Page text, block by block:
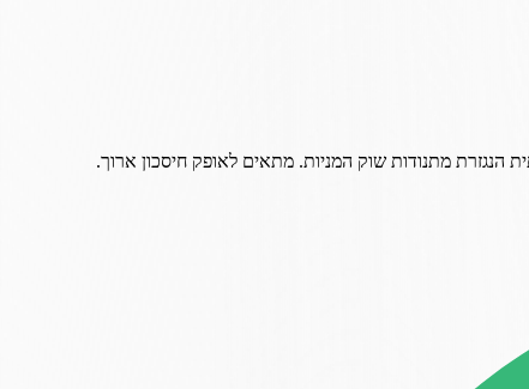
הנגזרת מתנודות שוק המניות. מתאים לאופק חיסכון ארוך.